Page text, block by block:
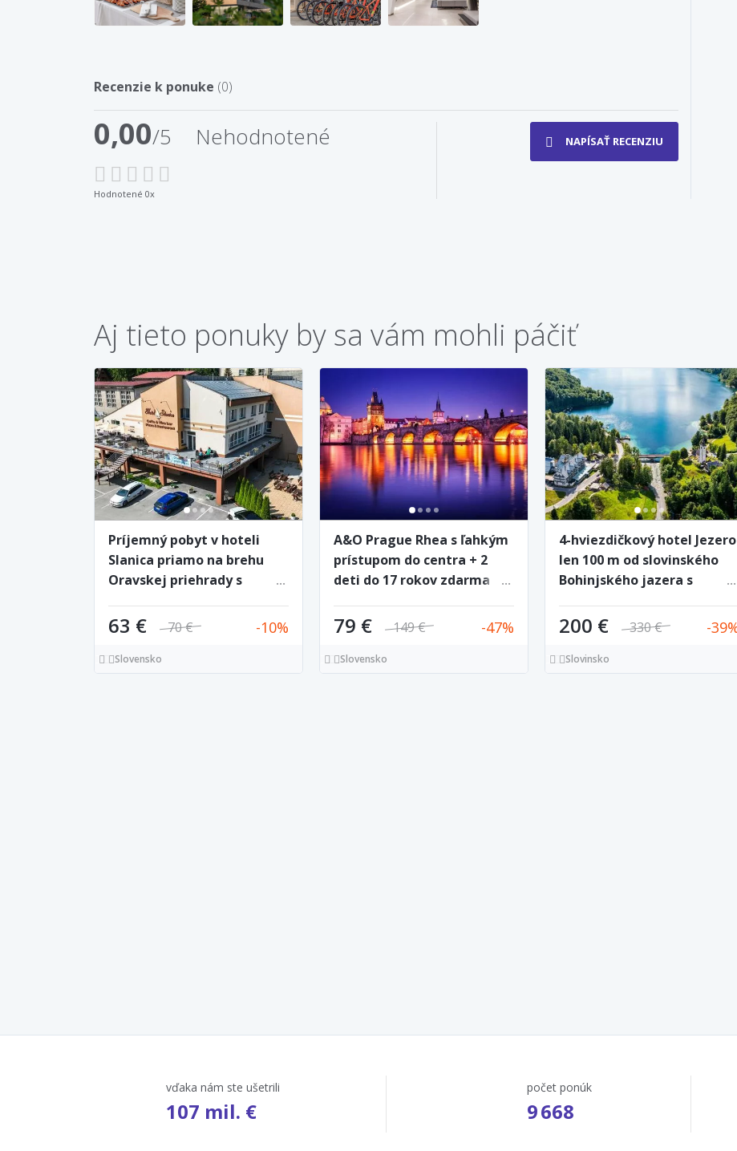
Recenzie k ponuke (0)
0,00/5 Nehodnotené
Hodnotené 0x
NAPÍSAŤ RECENZIU
Aj tieto ponuky by sa vám mohli páčiť
Príjemný pobyt v hoteli
Slanica priamo na brehu
Oravskej priehrady s
63 € 70 € 10
Slovensko
A&O Prague Rhea s ľahkým
prístupom do centra + 2
deti do 17 rokov zdarma
79 € 149 € 47
Slovensko
4-hviezdičkový hotel Jezero
len 100 m od slovinského
Bohinjského jazera s
200 € 330 € 39
Slovinsko
vďaka nám ste ušetrili
107 mil. €
počet ponúk
9 668